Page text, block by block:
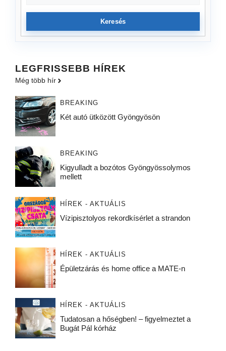
Keresés
LEGFRISSEBB HÍREK
Még több hír
BREAKING
Két autó ütközött Gyöngyösön
BREAKING
Kigyulladt a bozótos Gyöngyössolymos
mellett
HÍREK - AKTUÁLIS
Vízipisztolyos rekordkísérlet a strandon
HÍREK - AKTUÁLIS
Épületzárás és home office a MATE-n
HÍREK - AKTUÁLIS
Tudatosan a hőségben! – figyelmeztet a
Bugát Pál kórház